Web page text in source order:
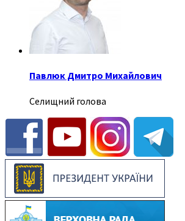
Павлюк Дмитро Михайлович
Селищний голова